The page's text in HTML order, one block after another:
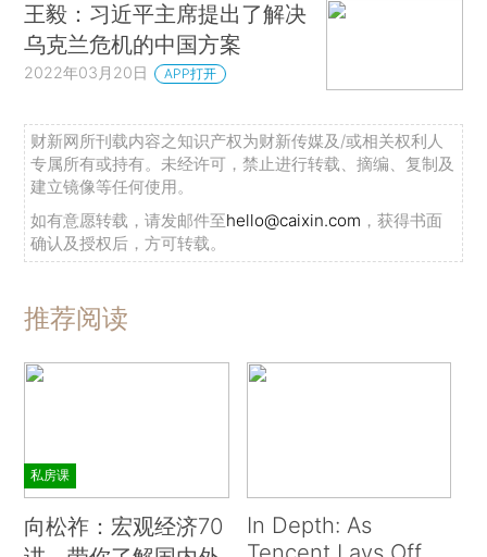
王毅：习近平主席提出了解决
乌克兰危机的中国方案
2022年03月20日 APP打开
财新网所刊载内容之知识产权为财新传媒及/或相关权利人
专属所有或持有。未经许可，禁止进行转载、摘编、复制及
建立镜像等任何使用。
如有意愿转载，请发邮件至hello@caixin.com ，获得书面
确认及授权后，方可转载。
推荐阅读
私房课
向松祚：宏观经济70
In Depth: As